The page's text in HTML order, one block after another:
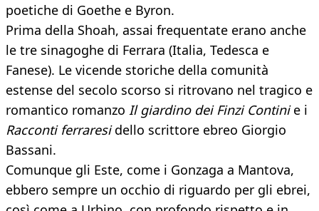
poetiche di Goethe e Byron.
Prima della Shoah, assai frequentate erano anche
le tre sinagoghe di Ferrara (Italia, Tedesca e
Fanese). Le vicende storiche della comunità
estense del secolo scorso si ritrovano nel tragico e
romantico romanzo Il giardino dei Finzi Continie i
Racconti ferraresidello scrittore ebreo Giorgio
Bassani.
Comunque gli Este, come i Gonzaga a Mantova,
ebbero sempre un occhio di riguardo per gli ebrei,